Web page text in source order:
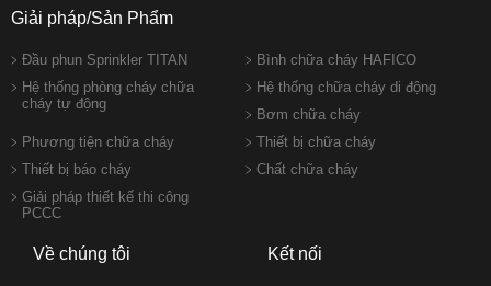
DỤNG
LIÊN
Giải pháp/Sản Phẩm
Đầu phun Sprinkler TITAN
Bình chữa cháy HAFICO
Hệ thống phòng cháy chữa
cháy tự động
Hệ thống chữa cháy di động
Bơm chữa cháy
Phương tiện chữa cháy
Thiết bị chữa cháy
Thiết bị báo cháy
Chất chữa cháy
Giải pháp thiết kế thi công
PCCC
Về chúng tôi Kết nối